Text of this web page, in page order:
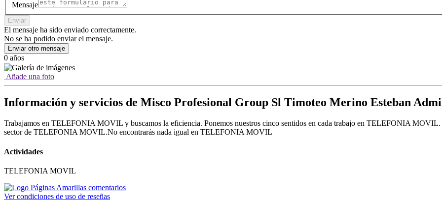
Mensaje
Enviar
El mensaje ha sido enviado correctamente.
No se ha podido enviar el mensaje.
Enviar otro mensaje
0 años
Añade una foto
Información y servicios de Misco Profesional Group Sl Timoteo Merino Esteban
Trabajamos en TELEFONIA MOVIL y buscamos la eficiencia. Ponemos nuestros cinco sentidos en cada trabajo en TELEFONIA MOVIL.
sector de TELEFONIA MOVIL.No encontrarás nada igual en TELEFONIA MOVIL
Actividades
TELEFONIA MOVIL
Ver condiciones de uso de reseñas